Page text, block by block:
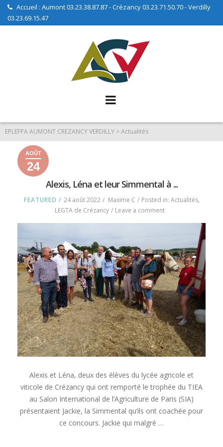
Skip Accueil : Aumont 03.23.38.87.87 - Crézancy 03.23.71.50.70 - Verdilly
03.23.69.15.47
EPLEFPA AUMONT CREZANCY VERDILLY >Actualités
Actualités
24
août
2022
24
août
2022
AOÛT
24
2022
Alexis, Léna et leur Simmental à ...
FEATURED 24 août 2022 Maxime C Posted in: Actualités,
LEGTA de Crézancy
Leave a commenton
leur
Simmental
à
la
Fête
de
la
moisson
de
Charly-
sur-
Alexis et Léna, deux des élèves du lycée agricole et
viticole de Crézancy qui ont remporté le trophée du TIEA
au Salon International de l’Agriculture de Paris (SIA)
présentaient Jackie, la Simmental qu’ils ont coachée pour
ce concours. Jackie qui malgré …